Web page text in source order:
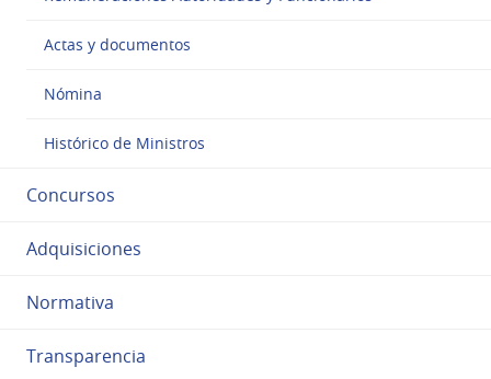
Actas y documentos
Nómina
Histórico de Ministros
Concursos
Adquisiciones
Normativa
Transparencia